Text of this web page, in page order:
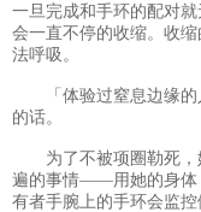
一旦完成和手环的配对
会一直不停的收缩。收
法呼吸。
「体验过窒息边缘的
的话。
为了不被项圈勒死，
遍的事情——用她的身体
有者手腕上的手环会监